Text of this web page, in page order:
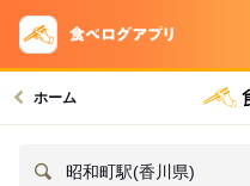
ホーム
昭和町駅(香川県)